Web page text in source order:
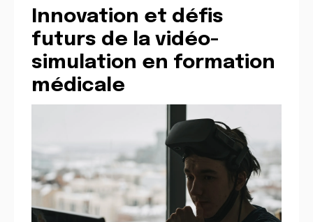
Innovation et défis
futurs de la vidéo-
simulation en formation
médicale